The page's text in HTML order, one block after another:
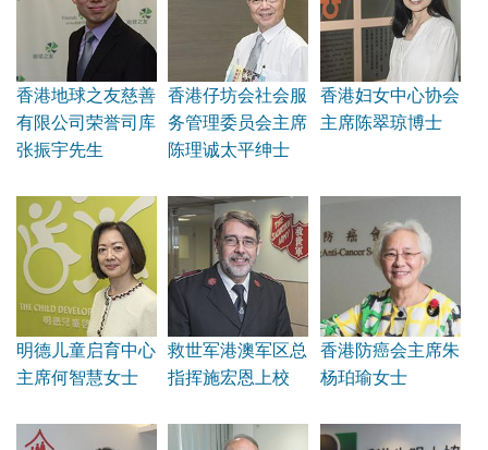
香港地球之友慈善
有限公司荣誉司库
张振宇先生
香港仔坊会社会服
务管理委员会主席
陈理诚太平绅士
香港妇女中心协会
主席陈翠琼博士
明德儿童启育中心
主席何智慧女士
救世军港澳军区总
指挥施宏恩上校
香港防癌会主席朱
杨珀瑜女士